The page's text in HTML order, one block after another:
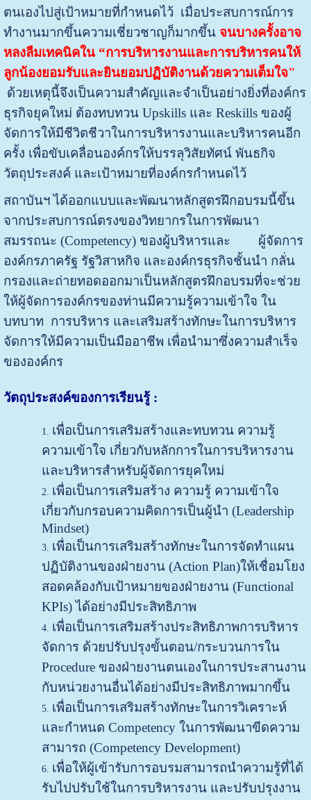
ตนเองไปสู่เป้าหมายที่กำหนดไว้ เมื่อประสบการณ์การ
ทำงานมากขึ้นความเชี่ยวชาญก็มากขึ้น จนบางครั้งอาจ
หลงลืมเทคนิคใน “การบริหารงานและการบริหารคนให้
ลูกน้องยอมรับและยินยอมปฏิบัติงานด้วยความเต็มใจ"
ด้วยเหตุนี้จึงเป็นความสำคัญและจำเป็นอย่างยิ่งที่องค์กร
ธุรกิจยุคใหม่ ต้องทบทวน Upskills และ Reskills ของผู้
จัดการให้มีชีวิตชีวาในการบริหารงานและบริหารคนอีก
ครั้ง เพื่อขับเคลื่อนองค์กรให้บรรลุวิสัยทัศน์ พันธกิจ
วัตถุประสงค์ และเป้าหมายที่องค์กรกำหนดไว้
สถาบันฯ ได้ออกแบบและพัฒนาหลักสูตรฝึกอบรมนี้ขึ้น
จากประสบการณ์ตรงของวิทยากรในการพัฒนา
สมรรถนะ (Competency) ของผู้บริหารและ ผู้จัดการ
องค์กรภาครัฐ รัฐวิสาหกิจ และองค์กรธุรกิจชั้นนำ กลั่น
กรองและถ่ายทอดออกมาเป็นหลักสูตรฝึกอบรมที่จะช่วย
ให้ผู้จัดการองค์กรของท่านมีความรู้ความเข้าใจ ใน
บทบาท การบริหาร และเสริมสร้างทักษะในการบริหาร
จัดการให้มีความเป็นมืออาชีพ เพื่อนำมาซึ่งความสำเร็จ
ขององค์กร
วัตถุประสงค์ของการเรียนรู้ :
เพื่อเป็นการเสริมสร้างและทบทวน ความรู้
ความเข้าใจ เกี่ยวกับหลักการในการบริหารงาน
และบริหารสำหรับผู้จัดการยุคใหม่
เพื่อเป็นการเสริมสร้าง ความรู้ ความเข้าใจ
เกี่ยวกับกรอบความคิดการเป็นผู้นำ (Leadership
Mindset)
เพื่อเป็นการเสริมสร้างทักษะในการจัดทำแผน
ปฏิบัติงานของฝ่ายงาน (Action Plan)ให้เชื่อมโยง
สอดคล้องกับเป้าหมายของฝ่ายงาน (Functional
KPIs) ได้อย่างมีประสิทธิภาพ
เพื่อเป็นการเสริมสร้างประสิทธิภาพการบริหาร
จัดการ ด้วยปรับปรุงขั้นตอน/กระบวนการใน
Procedure ของฝ่ายงานตนเองในการประสานงาน
กับหน่วยงานอื่นได้อย่างมีประสิทธิภาพมากขึ้น
เพื่อเป็นการเสริมสร้างทักษะในการวิเคราะห์
และกำหนด Competency ในการพัฒนาขีดความ
สามารถ (Competency Development)
เพื่อให้ผู้เข้ารับการอบรมสามารถนําความรู้ที่ได้
รับไปปรับใช้ในการบริหารงาน และปรับปรุงงาน